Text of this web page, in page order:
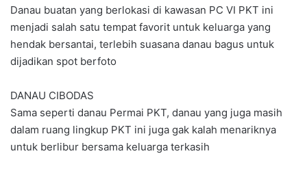
Danau buatan yang berlokasi di kawasan PC VI PKT ini
menjadi salah satu tempat favorit untuk keluarga yang
hendak bersantai, terlebih suasana danau bagus untuk
dijadikan spot berfoto
DANAU CIBODAS
Sama seperti danau Permai PKT, danau yang juga masih
dalam ruang lingkup PKT ini juga gak kalah menariknya
untuk berlibur bersama keluarga terkasih